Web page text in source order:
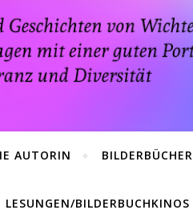
AUTORIN BILDERBÜCHER
LESUNGEN/BILDERBUCHKINOS